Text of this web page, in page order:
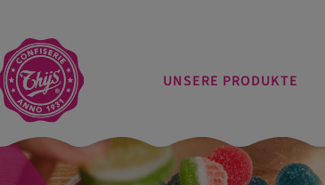
UNSERE PRODUKTE